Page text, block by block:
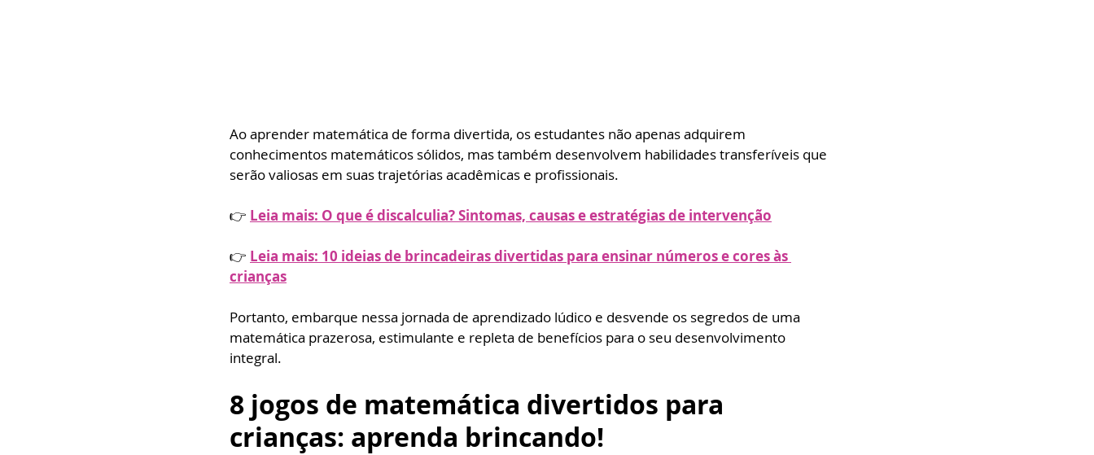
Ao aprender matemática de forma divertida, os estudantes não apenas adquirem
conhecimentos matemáticos sólidos, mas também desenvolvem habilidades transferíveis que
serão valiosas em suas trajetórias acadêmicas e profissionais.
👉 Leia mais: O que é discalculia? Sintomas, causas e estratégias de intervenção
👉 Leia mais: 10 ideias de brincadeiras divertidas para ensinar números e cores às
crianças
Portanto, embarque nessa jornada de aprendizado lúdico e desvende os segredos de uma
matemática prazerosa, estimulante e repleta de benefícios para o seu desenvolvimento
integral.
8 jogos de matemática divertidos para
crianças: aprenda brincando!